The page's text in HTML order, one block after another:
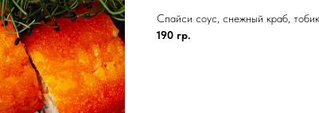
Спайси соус, снежный краб,
190 гр.